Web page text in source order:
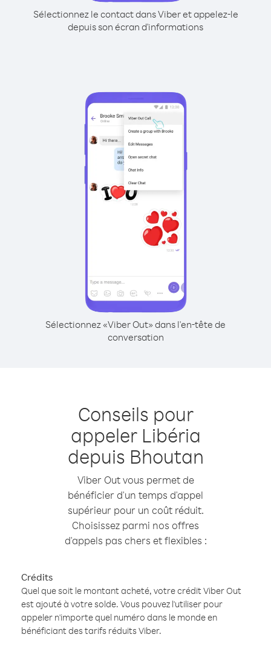
Sélectionnez le contact dans Viber et appelez-le
depuis son écran d'informations
Sélectionnez «Viber Out» dans l'en-tête de
conversation
Conseils pour
appeler Libéria
depuis Bhoutan
Viber Out vous permet de
bénéficier d'un temps d'appel
supérieur pour un coût réduit.
Choisissez parmi nos offres
d'appels pas chers et flexibles :
Crédits
Quel que soit le montant acheté, votre crédit Viber Out
est ajouté à votre solde. Vous pouvez l'utiliser pour
appeler n'importe quel numéro dans le monde en
bénéficiant des tarifs réduits Viber.